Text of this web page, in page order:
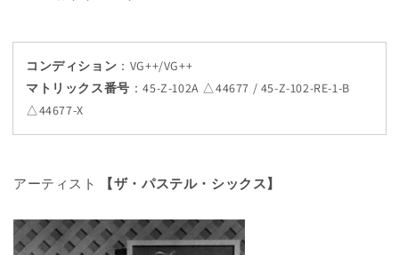
コンディション ：VG++/VG++
マトリックス番号 ：45-Z-102A △44677 / 45-Z-102-RE-1-B
△44677-X
アーティスト 【ザ・パステル・シックス】